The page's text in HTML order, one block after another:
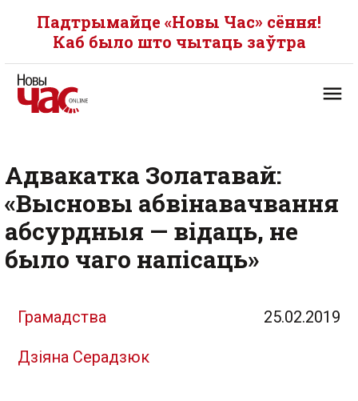
Падтрымайце «Новы Час» сёння!
Каб было што чытаць заўтра
Адвакатка Золатавай:
«Высновы абвінавачвання
абсурдныя — відаць, не
было чаго напісаць»
Грамадства 25.02.2019
Дзіяна Серадзюк